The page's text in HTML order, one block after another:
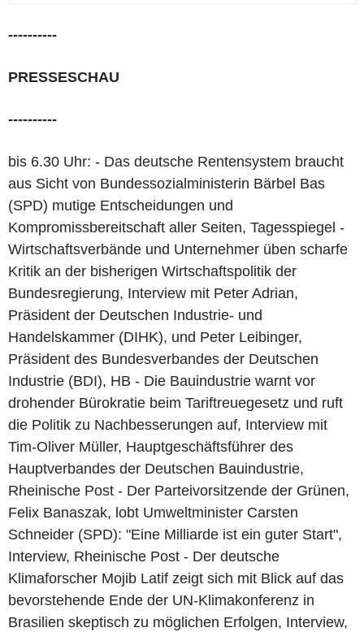
----------
PRESSESCHAU
----------
bis 6.30 Uhr: - Das deutsche Rentensystem braucht
aus Sicht von Bundessozialministerin Bärbel Bas
(SPD) mutige Entscheidungen und
Kompromissbereitschaft aller Seiten, Tagesspiegel -
Wirtschaftsverbände und Unternehmer üben scharfe
Kritik an der bisherigen Wirtschaftspolitik der
Bundesregierung, Interview mit Peter Adrian,
Präsident der Deutschen Industrie- und
Handelskammer (DIHK), und Peter Leibinger,
Präsident des Bundesverbandes der Deutschen
Industrie (BDI), HB - Die Bauindustrie warnt vor
drohender Bürokratie beim Tariftreuegesetz und ruft
die Politik zu Nachbesserungen auf, Interview mit
Tim-Oliver Müller, Hauptgeschäftsführer des
Hauptverbandes der Deutschen Bauindustrie,
Rheinische Post - Der Parteivorsitzende der Grünen,
Felix Banaszak, lobt Umweltminister Carsten
Schneider (SPD): "Eine Milliarde ist ein guter Start",
Interview, Rheinische Post - Der deutsche
Klimaforscher Mojib Latif zeigt sich mit Blick auf das
bevorstehende Ende der UN-Klimakonferenz in
Brasilien skeptisch zu möglichen Erfolgen, Interview,